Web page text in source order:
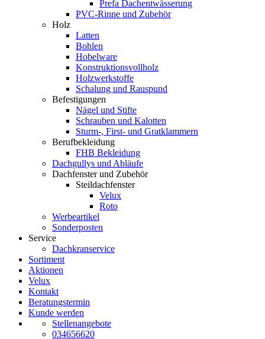
Prefa Dachentwässerung
PVC-Rinne und Zubehör
Holz
Latten
Bohlen
Hobelware
Konstruktionsvollholz
Holzwerkstoffe
Schalung und Rauspund
Befestigungen
Nägel und Stifte
Schrauben und Kalotten
Sturm-, First- und Gratklammern
Berufbekleidung
FHB Bekleidung
Dachgullys und Abläufe
Dachfenster und Zubehör
Steildachfenster
Velux
Roto
Werbeartikel
Sonderposten
Service
Dachkranservice
Sortiment
Aktionen
Velux
Kontakt
Beratungstermin
Kunde werden
Stellenangebote
034656620